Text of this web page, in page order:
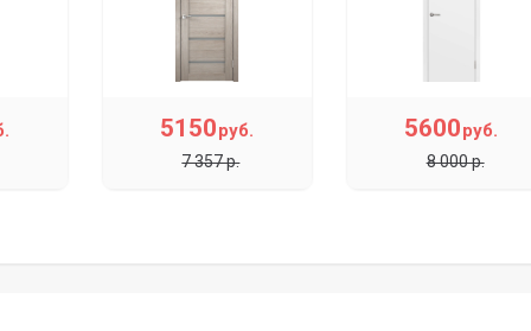
5150руб.
7 357 р.
5600руб.
8 000 р.